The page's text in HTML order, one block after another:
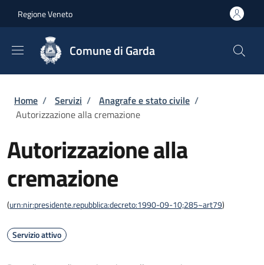
Regione Veneto
Comune di Garda
Briciole di pane
Home / Servizi / Anagrafe e stato civile /
Autorizzazione alla cremazione
Autorizzazione alla
cremazione
(urn:nir:presidente.repubblica:decreto:1990-09-10;285~art79)
Servizio attivo